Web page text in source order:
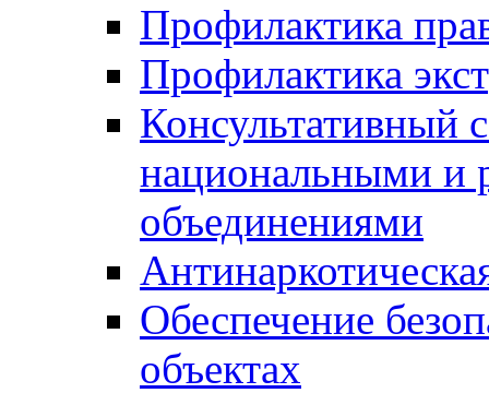
Профилактика
Профилактика
Консультативный
национальными и
объединениями
Обеспечение
объектах